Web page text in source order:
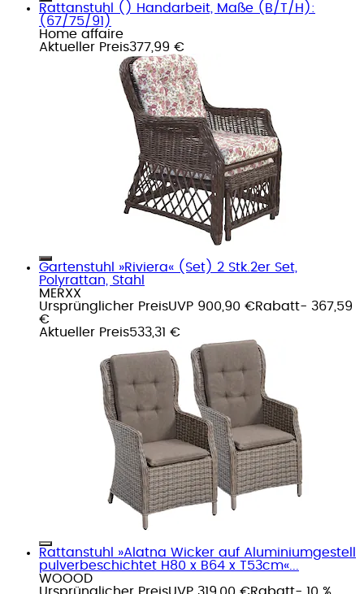
Rattanstuhl () Handarbeit, Maße (B/T/H):
(67/75/91)
Home affaire
Aktueller Preis377,99 €
Gartenstuhl »Riviera« (Set) 2 Stk.2er Set,
Polyrattan, Stahl
MERXX
Ursprünglicher PreisUVP 900,90 €Rabatt- 367,59
€
Aktueller Preis533,31 €
Rattanstuhl »Alatna Wicker auf Aluminiumgestell
pulverbeschichtet H80 x B64 x T53cm«...
WOOOD